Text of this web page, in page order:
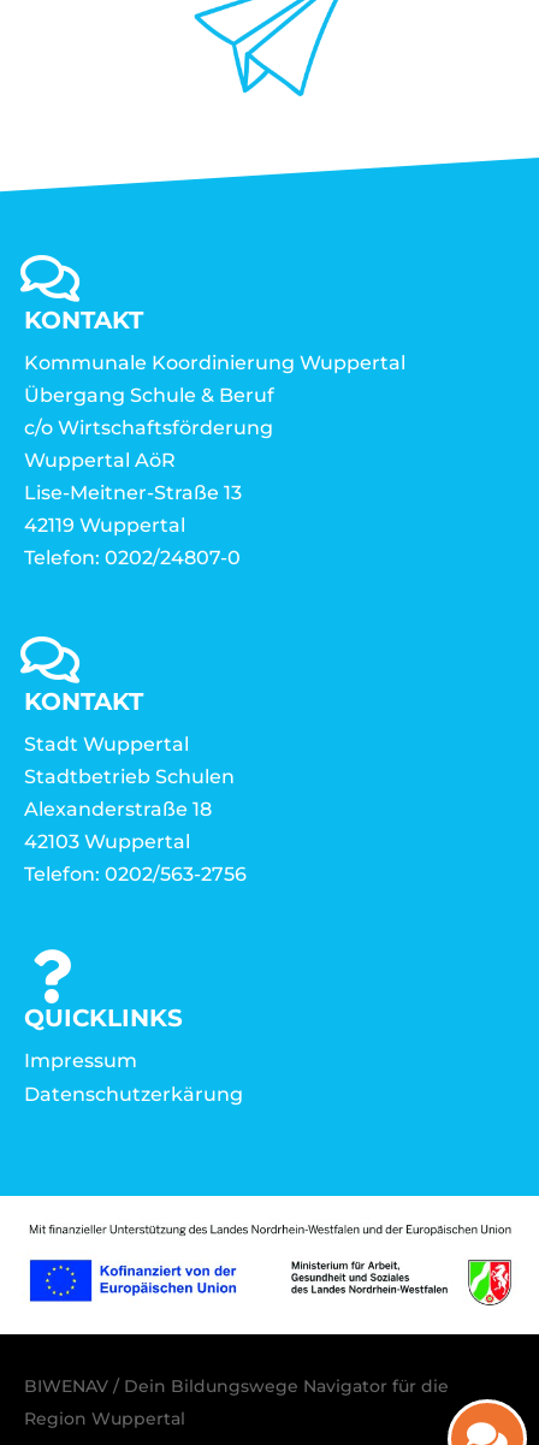
KONTAKT
Kommunale Koordinierung Wuppertal
Übergang Schule & Beruf
c/o Wirtschaftsförderung
Wuppertal AöR
Lise-Meitner-Straße 13
42119 Wuppertal
Telefon: 0202/24807-0
KONTAKT
Stadt Wuppertal
Stadtbetrieb Schulen
Alexanderstraße 18
42103 Wuppertal
Telefon: 0202/563-2756
QUICKLINKS
Impressum
Datenschutzerkärung
BIWENAV / Dein Bildungswege Navigator für die
Region Wuppertal